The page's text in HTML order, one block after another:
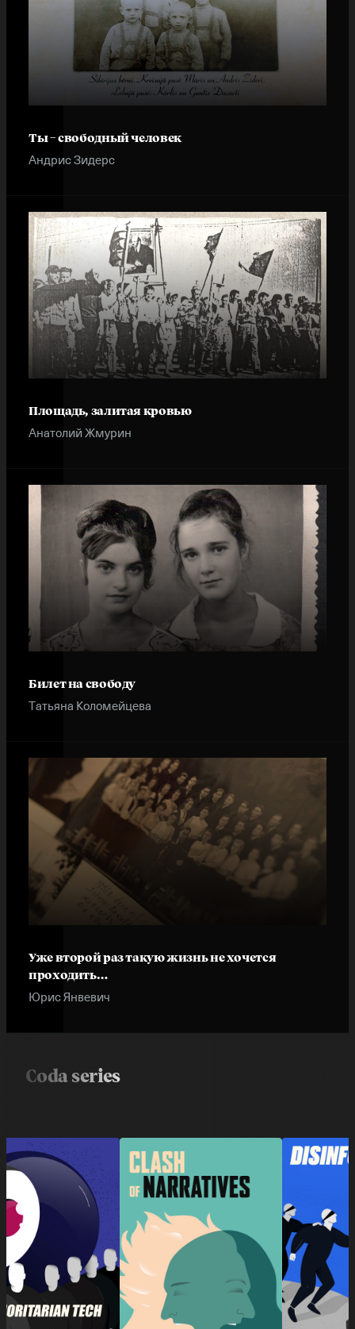
Ты – свободный человек
Андрис Зидерс
Площадь, залитая кровью
Анатолий Жмурин
Билет на свободу
Татьяна Коломейцева
Уже второй раз такую жизнь не хочется
проходить…
Юрис Янвевич
Coda series